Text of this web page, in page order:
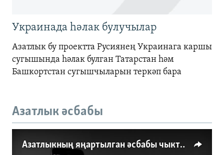
Украинада һәлак булучылар
Азатлык бу проектта Русиянең Украинага каршы
сугышында һәлак булган Татарстан һәм
Башкортстан сугышчыларын теркәп бара
Азатлык әсбабы
Азатлыкның яңартылган әсбабы чыкты